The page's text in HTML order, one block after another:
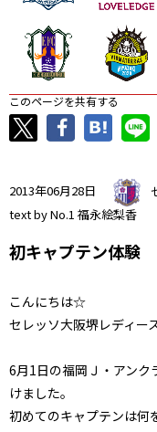
このページを共有する
2013年06月28日
text by No.1 福永絵梨香
初キャプテン体験
こんにちは☆
セレッソ大阪堺レディー
6月1日の福岡Ｊ・アンク
けました。
初めてのキャプテンは何